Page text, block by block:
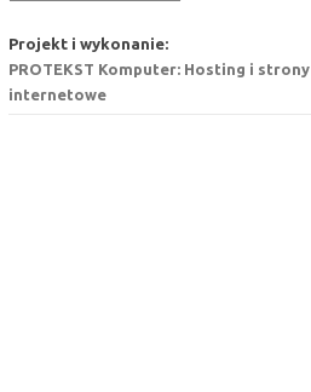
Projekt i wykonanie:
PROTEKST Komputer: Hosting i strony
internetowe